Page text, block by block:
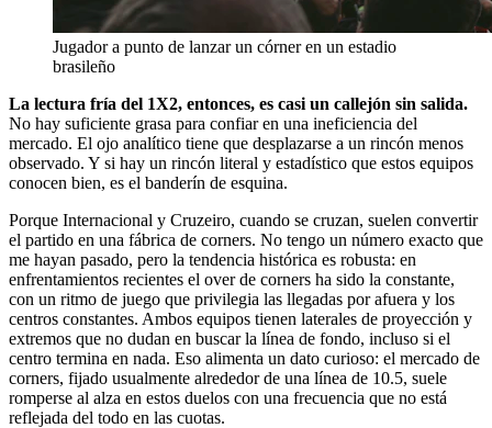
Jugador a punto de lanzar un córner en un estadio
brasileño
La lectura fría del 1X2, entonces, es casi un callejón sin salida.
No hay suficiente grasa para confiar en una ineficiencia del
mercado. El ojo analítico tiene que desplazarse a un rincón menos
observado. Y si hay un rincón literal y estadístico que estos equipos
conocen bien, es el banderín de esquina.
Porque Internacional y Cruzeiro, cuando se cruzan, suelen convertir
el partido en una fábrica de corners. No tengo un número exacto que
me hayan pasado, pero la tendencia histórica es robusta: en
enfrentamientos recientes el over de corners ha sido la constante,
con un ritmo de juego que privilegia las llegadas por afuera y los
centros constantes. Ambos equipos tienen laterales de proyección y
extremos que no dudan en buscar la línea de fondo, incluso si el
centro termina en nada. Eso alimenta un dato curioso: el mercado de
corners, fijado usualmente alrededor de una línea de 10.5, suele
romperse al alza en estos duelos con una frecuencia que no está
reflejada del todo en las cuotas.